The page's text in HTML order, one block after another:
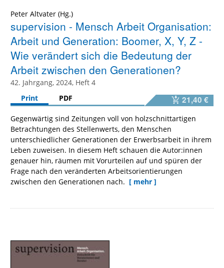
Peter Altvater
supervision - Mensch Arbeit Organisation:
Arbeit und Generation: Boomer, X, Y, Z -
Wie verändert sich die Bedeutung der
Arbeit zwischen den Generationen?
42. Jahrgang, 2024, Heft 4
Print
PDF 21,40 €
Gegenwärtig sind Zeitungen voll von holzschnittartigen
Betrachtungen des Stellenwerts, den Menschen
unterschiedlicher Generationen der Erwerbsarbeit in ihrem
Leben zuweisen. In diesem Heft schauen die Autor:innen
genauer hin, räumen mit Vorurteilen auf und spüren der
Frage nach den veränderten Arbeitsorientierungen
zwischen den Generationen nach. [ mehr ]